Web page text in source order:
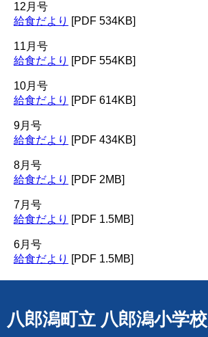
12月号
給食だより [PDF 534KB]
11月号
給食だより [PDF 554KB]
10月号
給食だより [PDF 614KB]
9月号
給食だより [PDF 434KB]
8月号
給食だより [PDF 2MB]
7月号
給食だより [PDF 1.5MB]
6月号
給食だより [PDF 1.5MB]
八郎潟町立 八郎潟小学校